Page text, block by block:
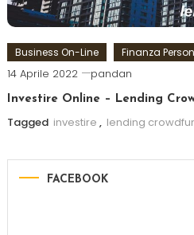
Business On-Line Finanza
14 Aprile 2022 pandan
Investire Online – Lending
Tagged investire , lending
FACEBOOK